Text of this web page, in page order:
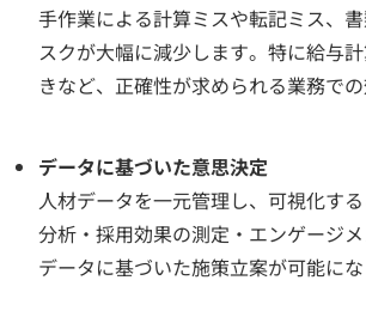
手作業による計算ミスや転記ミス、
スクが大幅に減少します。特に給与
きなど、正確性が求められる業務での
データに基づいた意思決定
人材データを一元管理し、可視化す
分析・採用効果の測定・エンゲージメ
データに基づいた施策立案が可能にな